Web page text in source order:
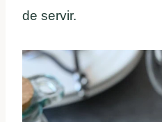
de servir.